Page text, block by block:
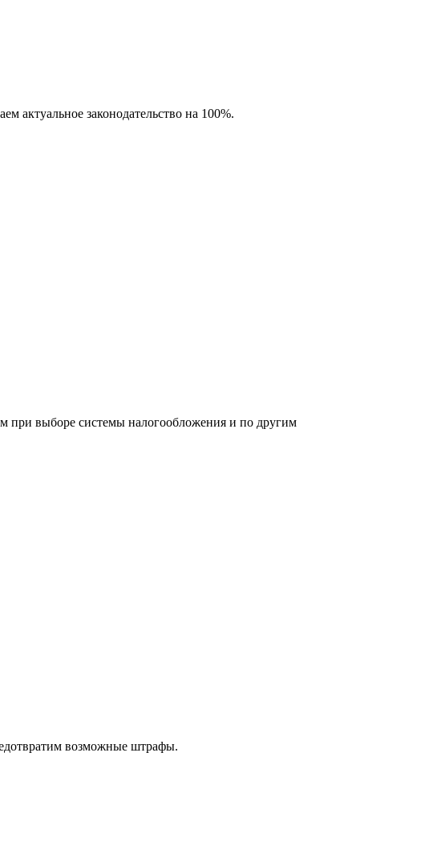
актуальное законодательство на 100%.
при выборе системы налогообложения и по другим
возможные штрафы.